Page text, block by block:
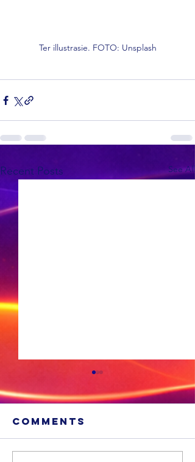
Ter illustrasie. FOTO: Unsplash
Recent Posts See All
Comments